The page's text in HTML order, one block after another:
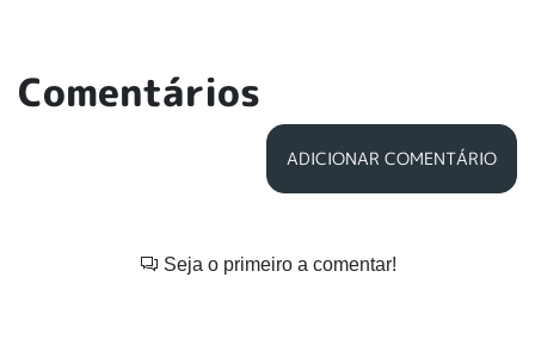
Comentários
ADICIONAR COMENTÁRIO
Seja o primeiro a comentar!